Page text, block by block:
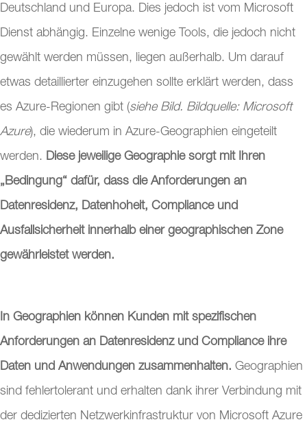
Deutschland und Europa. Dies jedoch ist vom Microsoft
Dienst abhängig. Einzelne wenige Tools, die jedoch nicht
gewählt werden müssen, liegen außerhalb. Um darauf
etwas detaillierter einzugehen sollte erklärt werden, dass
es Azure-Regionen gibt (siehe Bild. Bildquelle: Microsoft
Azure), die wiederum in Azure-Geographien eingeteilt
werden. Diese jeweilige Geographie sorgt mit Ihren
„Bedingung“ dafür, dass die Anforderungen an
Datenresidenz, Datenhoheit, Compliance und
Ausfallsicherheit innerhalb einer geographischen Zone
gewährleistet werden.
In Geographien können Kunden mit spezifischen
Anforderungen an Datenresidenz und Compliance ihre
Daten und Anwendungen zusammenhalten. Geographien
sind fehlertolerant und erhalten dank ihrer Verbindung mit
der dedizierten Netzwerkinfrastruktur von Microsoft Azure